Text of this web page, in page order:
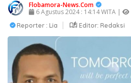
Flobamora-News.Com
6 Agustus 2024 : 14:14 WITA |
Reporter : Lia Editor: Redaksi